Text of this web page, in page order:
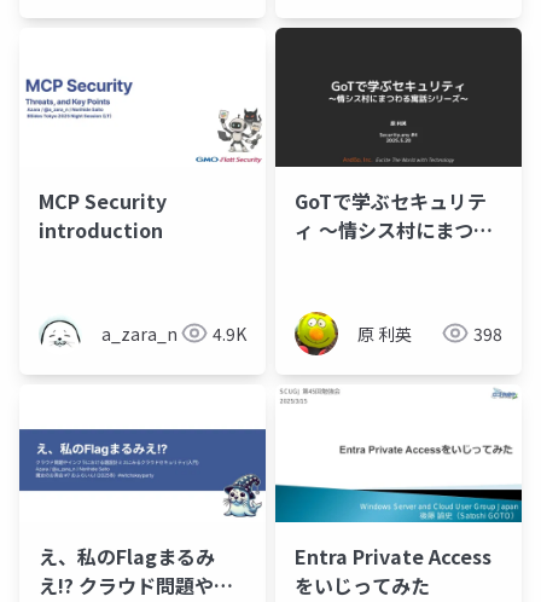
MCP Security
introduction
a_zara_n 4.9K
GoTで学ぶセキュリテ
ィ 〜情シス村にまつわ
原 利英 398
え、私のFlagまるみ
え!? クラウド問題やイ
Entra Private Access
をいじってみた